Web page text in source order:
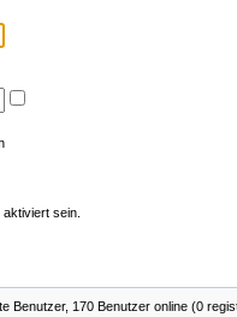
sein.
Benutzer, 170 Benutzer online (0